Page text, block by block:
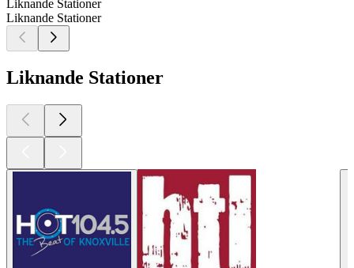
Liknande Stationer
Liknande Stationer
Liknande Stationer